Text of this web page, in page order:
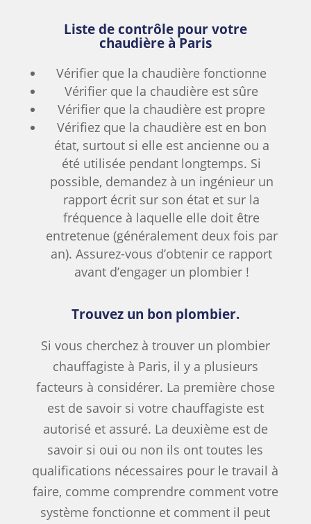
Liste de contrôle pour votre
chaudière à Paris
Vérifier que la chaudière fonctionne
Vérifier que la chaudière est sûre
Vérifier que la chaudière est propre
Vérifiez que la chaudière est en bon
état, surtout si elle est ancienne ou a
été utilisée pendant longtemps. Si
possible, demandez à un ingénieur un
rapport écrit sur son état et sur la
fréquence à laquelle elle doit être
entretenue (généralement deux fois par
an). Assurez-vous d’obtenir ce rapport
avant d’engager un plombier !
Trouvez un bon plombier.
Si vous cherchez à trouver un plombier
chauffagiste à Paris, il y a plusieurs
facteurs à considérer. La première chose
est de savoir si votre chauffagiste est
autorisé et assuré. La deuxième est de
savoir si oui ou non ils ont toutes les
qualifications nécessaires pour le travail à
faire, comme comprendre comment votre
système fonctionne et comment il peut